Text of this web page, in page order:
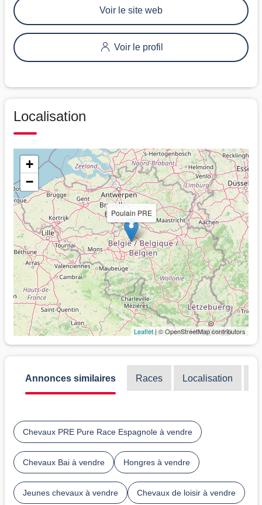
Voir le site web
Voir le profil
Localisation
Poulain PRE
+
−
Leaflet | © OpenStreetMap contributors
Annonces similaires Races Localisation
Chevaux PRE Pure Race Espagnole à vendre
Chevaux Bai à vendre Hongres à vendre
Jeunes chevaux à vendre Chevaux de loisir à vendre